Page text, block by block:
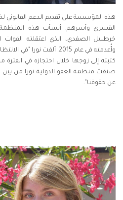
هذه المؤسسة على تقديم الدعم القانوني
القسري وأسرهم. أنشأت هذه المنظمة
وأُعدمته في عام 2015. ألفت
عن حقوقنا".